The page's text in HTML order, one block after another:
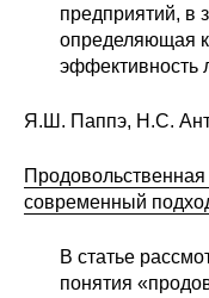
предприятий, в
определяющая
эффективность
Я.Ш. Паппэ, Н.С.
современный
В статье
понятия